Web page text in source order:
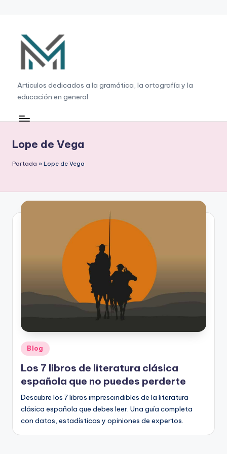
contenido
G
r
a
á
ti
a
a
y
e
d
u
c
Articulos dedicados a la gramática, la ortografía y la
educación en general
Lope de Vega
Portada » Lope de Vega
Publicado
en
Blog
Los 7 libros de literatura clásica
española que no puedes perderte
Descubre los 7 libros imprescindibles de la literatura
clásica española que debes leer. Una guía completa
con datos, estadísticas y opiniones de expertos.